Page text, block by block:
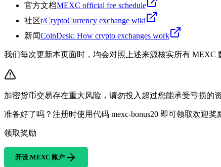
官方文档MEXC official fee schedule
社区r/CryptoCurrency exchange wiki
新闻CoinDesk: How crypto exchanges work
我们每次更新本页面时，均会对照上述来源核实所有
加密货币交易存在重大风险，请勿投入超过您能承受亏损的资
准备好了吗？注册时使用代码 mexc-bonus20 即可领取欢迎奖
领取奖励
开设 MEXC 账户